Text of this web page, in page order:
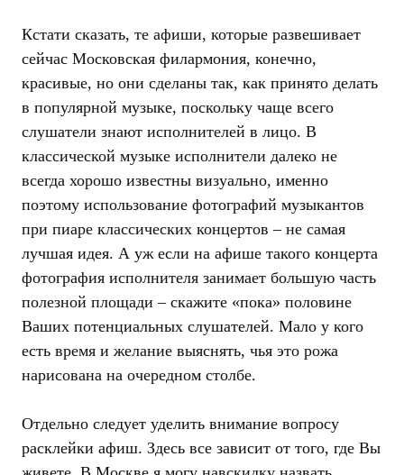
Кстати сказать, те афиши, которые развешивает
сейчас Московская филармония, конечно,
красивые, но они сделаны так, как принято делать
в популярной музыке, поскольку чаще всего
слушатели знают исполнителей в лицо. В
классической музыке исполнители далеко не
всегда хорошо известны визуально, именно
поэтому использование фотографий музыкантов
при пиаре классических концертов – не самая
лучшая идея. А уж если на афише такого концерта
фотография исполнителя занимает большую часть
полезной площади – скажите «пока» половине
Ваших потенциальных слушателей. Мало у кого
есть время и желание выяснять, чья это рожа
нарисована на очередном столбе.
Отдельно следует уделить внимание вопросу
расклейки афиш. Здесь все зависит от того, где Вы